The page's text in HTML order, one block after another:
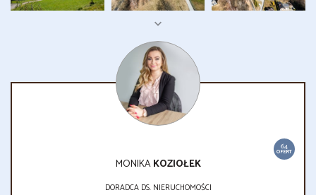
64
OFERT
MONIKAKOZIOŁEK
DORADCA DS. NIERUCHOMOŚCI